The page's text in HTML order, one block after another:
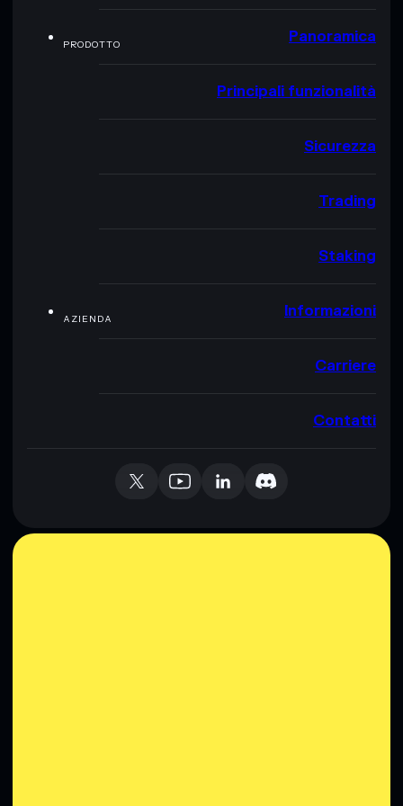
PRODOTTO Panoramica
Principali funzionalità
Sicurezza
Trading
Staking
AZIENDA Informazioni
Carriere
Contatti